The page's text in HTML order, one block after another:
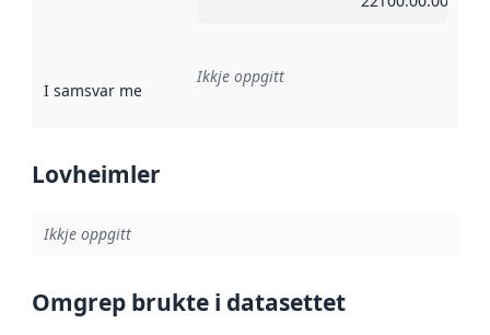
I samsvar med Referanse til ei implementeringsregel eller
Ikkje oppgitt
Lovheimler
Ikkje oppgitt
Omgrep brukte i datasettet